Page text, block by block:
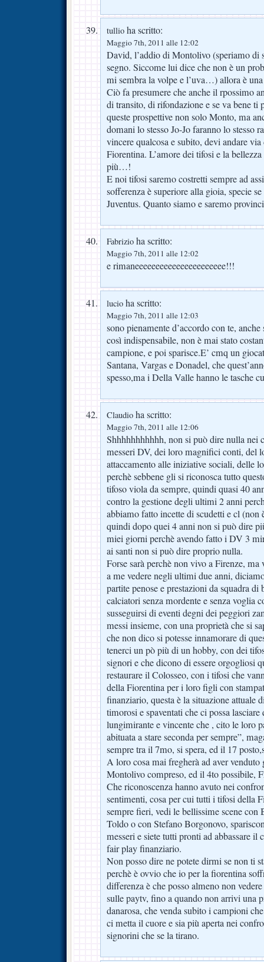
tullio ha scritto:
Maggio 7th, 2011 alle 12:02
David, l’addio di Montolivo (speriamo di
segno. Siccome lui dice che non è un
mi sembra la volpe e l’uva…) allora è
Ciò fa presumere che anche il rpossimo
di transito, di rifondazione e se va bene ti
queste prospettive non solo Monto, ma
domani lo stesso Jo-Jo faranno lo stesso
vincere qualcosa e subito, devi andare
Fiorentina. L’amore dei tifosi e la
più…!
E noi tifosi saremo costretti sempre ad
sofferenza è superiore alla gioia, specie
Juventus. Quanto siamo e saremo
Fabrizio ha scritto:
Maggio 7th, 2011 alle 12:02
e rimaneeeeeeeeeeeeeeeeeeeeee!!!
lucio ha scritto:
Maggio 7th, 2011 alle 12:03
sono pienamente d’accordo con te,
così indispensabile, non è mai stato
campione, e poi sparisce.E’ cmq un
Santana, Vargas e Donadel, che
spesso,ma i Della Valle hanno le tasche
Claudio ha scritto:
Maggio 7th, 2011 alle 12:06
Shhhhhhhhhhh, non si può dire nulla
messeri DV, dei loro magnifici conti, del
attaccamento alle iniziative sociali, delle
perchè sebbene gli si riconosca tutto
tifoso viola da sempre, quindi quasi 40
contro la gestione degli ultimi 2 anni
abbiamo fatto incette di scudetti e cl
quindi dopo quei 4 anni non si può dire
miei giorni perchè avendo fatto i DV 3
ai santi non si può dire proprio nulla.
Forse sarà perchè non vivo a Firenze,
a me vedere negli ultimi due anni,
partite penose e prestazioni da squadra di
calciatori senza mordente e senza voglia
susseguirsi di eventi degni dei peggiori
messi insieme, con una proprietà che si
che non dico si potesse innamorare di
tenerci un pò più di un hobby, con dei
signori e che dicono di essere orgogliosi
restaurare il Colosseo, con i tifosi che
della Fiorentina per i loro figli con
finanziario, questa è la situazione attuale
timorosi e spaventati che ci possa lasciare
lungimirante e vincente che , cito le loro
abituata a stare seconda per sempre”,
sempre tra il 7mo, si spera, ed il 17
A loro cosa mai fregherà ad aver
Montolivo compreso, ed il 4to possibile,
Che riconoscenza hanno avuto nei
sentimenti, cosa per cui tutti i tifosi della
sempre fieri, vedi le bellissime scene
Toldo o con Stefano Borgonovo,
messeri e siete tutti pronti ad abbassare il
fair play finanziario.
Non posso dire ne potete dirmi se non ti
perchè è ovvio che io per la fiorentina
differenza è che posso almeno non
sulle paytv, fino a quando non arrivi una
danarosa, che venda subito i campioni
ci metta il cuore e sia più aperta nei
signorini che se la tirano.